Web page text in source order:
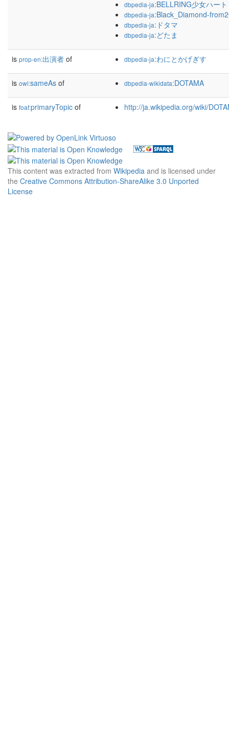
dbpedia-ja:BELLRING少女ハート
dbpedia-ja:Black_Diamond-
dbpedia-ja:ドタマ
dbpedia-ja:どたま
is prop-en:出演者 of dbpedia-ja:わにとかげぎす
is owl:sameAs of dbpedia-wikidata:DOTAMA
is foaf:primaryTopic of http://ja.wikipedia.org/wiki/
This content was extracted from Wikipedia and is licensed under
the Creative Commons Attribution-ShareAlike 3.0 Unported
License